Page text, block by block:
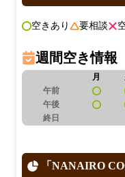
空きあり 要相談
週間空き情報
月
午前
午後
終日
「NANAIRO